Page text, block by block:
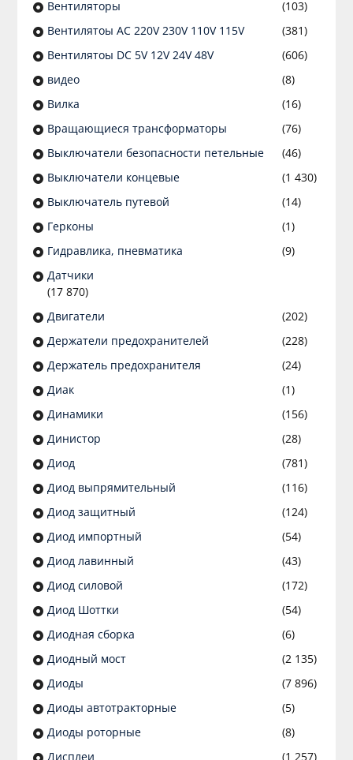
Вентиляторы
(103)
Вентилятоы AC 220V 230V 110V 115V
(381)
Вентилятоы DC 5V 12V 24V 48V
(606)
видео
(8)
Вилка
(16)
Вращающиеся трансформаторы
(76)
Выключатели безопасности петельные
(46)
Выключатели концевые
(1 430)
Выключатель путевой
(14)
Герконы
(1)
Гидравлика, пневматика
(9)
Датчики
(17 870)
Двигатели
(202)
Держатели предохранителей
(228)
Держатель предохранителя
(24)
Диак
(1)
Динамики
(156)
Динистор
(28)
Диод
(781)
Диод выпрямительный
(116)
Диод защитный
(124)
Диод импортный
(54)
Диод лавинный
(43)
Диод силовой
(172)
Диод Шоттки
(54)
Диодная сборка
(6)
Диодный мост
(2 135)
Диоды
(7 896)
Диоды автотракторные
(5)
Диоды роторные
(8)
Дисплеи
(1 257)